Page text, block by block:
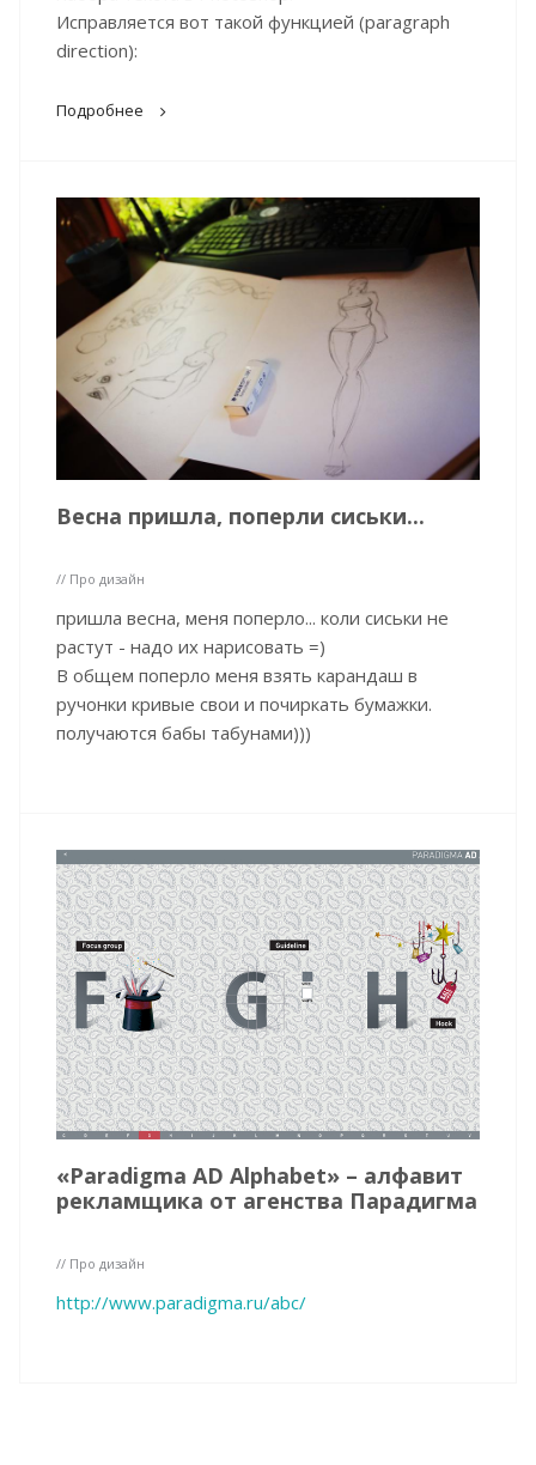
Исправляется вот такой функцией (paragraph
direction):
Подробнее
Весна пришла, поперли сиськи...
// Про дизайн
пришла весна, меня поперло... коли сиськи не
растут - надо их нарисовать =)
В общем поперло меня взять карандаш в
ручонки кривые свои и почиркать бумажки.
получаются бабы табунами)))
«Paradigma AD Alphabet» – алфавит
рекламщика от агенства Парадигма
// Про дизайн
http://www.paradigma.ru/abc/